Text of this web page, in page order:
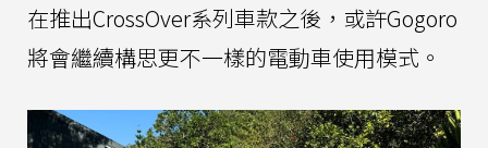
在推出CrossOver系列車款之後，或許Gogoro
將會繼續構思更不一樣的電動車使用模式。